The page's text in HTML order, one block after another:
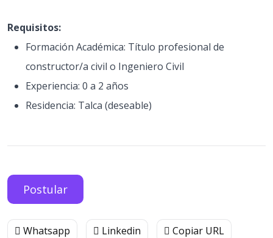
Requisitos:
Formación Académica: Título profesional de
constructor/a civil o Ingeniero Civil
Experiencia: 0 a 2 años
Residencia: Talca (deseable)
Postular
Whatsapp Linkedin Copiar URL